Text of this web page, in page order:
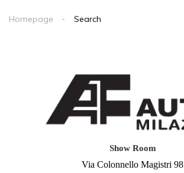
Homepage Search
Show Room
Via Colonnello Magistri 98